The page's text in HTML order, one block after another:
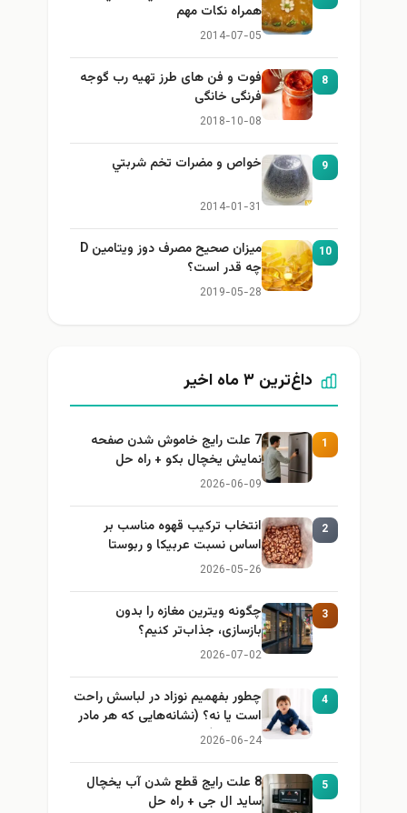
همراه نكات مهم
2014-07-05
8
فوت و فن های طرز تهیه رب گوجه
فرنگی خانگی
2018-10-08
9 خواص و مضرات تخم شربتي
2014-01-31
10
میزان صحیح مصرف دوز ویتامین D
چه قدر است؟
2019-05-28
داغ‌ترین ۳ ماه اخیر
1
7 علت رایج خاموش شدن صفحه
نمایش یخچال بکو + راه حل
2026-06-09
2
انتخاب ترکیب قهوه مناسب بر
اساس نسبت عربیکا و ربوستا
2026-05-26
3
چگونه ویترین مغازه را بدون
بازسازی، جذاب‌تر کنیم؟
2026-07-02
4
چطور بفهمیم نوزاد در لباسش راحت
است یا نه؟ (نشانه‌هایی که هر مادر
باید بداند)
2026-06-24
5
8 علت رایج قطع شدن آب یخچال
ساید ال جی + راه حل